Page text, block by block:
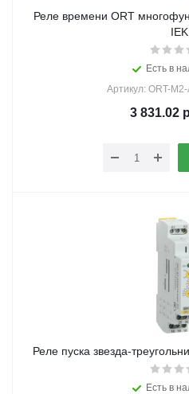
Реле времени ORT
IEK
Есть в
Артикул: ORT-
3 831.02
Реле пуска звезда-
Есть в